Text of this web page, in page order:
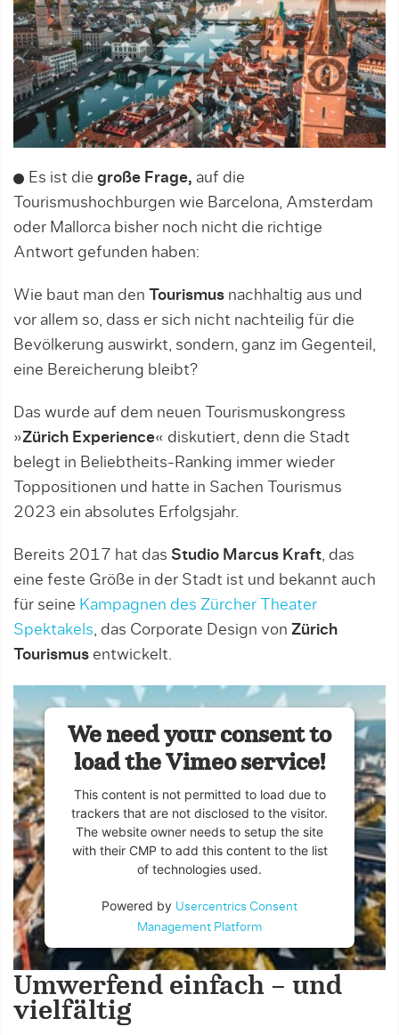
Es ist die große Frage, auf die
Tourismushochburgen wie Barcelona, Amsterdam
oder Mallorca bisher noch nicht die richtige
Antwort gefunden haben:
Wie baut man den Tourismus nachhaltig aus und
vor allem so, dass er sich nicht nachteilig für die
Bevölkerung auswirkt, sondern, ganz im Gegenteil,
eine Bereicherung bleibt?
Das wurde auf dem neuen Tourismuskongress
»Zürich Experience« diskutiert, denn die Stadt
belegt in Beliebtheits-Ranking immer wieder
Toppositionen und hatte in Sachen Tourismus
2023 ein absolutes Erfolgsjahr.
Bereits 2017 hat das Studio Marcus Kraft, das
eine feste Größe in der Stadt ist und bekannt auch
für seine Kampagnen des Zürcher Theater
Spektakels, das Corporate Design von Zürich
Tourismus entwickelt.
We need your consent to
load the Vimeo service!
This content is not permitted to load due to
trackers that are not disclosed to the visitor.
The website owner needs to setup the site
with their CMP to add this content to the list
of technologies used.
Powered by Usercentrics Consent
Management Platform
Umwerfend einfach – und
vielfältig